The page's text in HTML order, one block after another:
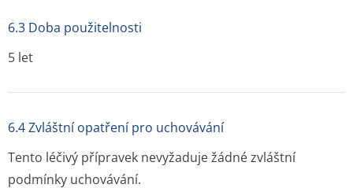
6.3 Doba použitelnosti
5 let
6.4 Zvláštní opatření pro uchovávání
Tento léčivý přípravek nevyžaduje žádné zvláštní
podmínky uchovávání.